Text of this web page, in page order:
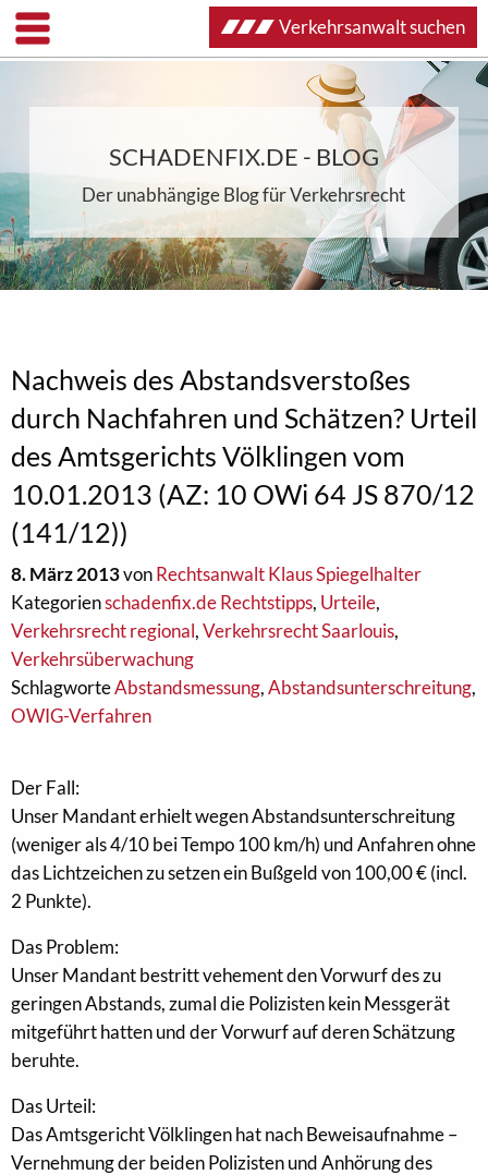
SCHADENFIX.DE - BLOG
Der unabhängige Blog für Verkehrsrecht
Nachweis des Abstandsverstoßes
durch Nachfahren und Schätzen? Urteil
des Amtsgerichts Völklingen vom
10.01.2013 (AZ: 10 OWi 64 JS 870/12
(141/12))
8. März 2013vonRechtsanwalt Klaus Spiegelhalter
Kategorienschadenfix.de Rechtstipps, Urteile,
Verkehrsrecht regional,Verkehrsrecht Saarlouis,
Verkehrsüberwachung
SchlagworteAbstandsmessung,Abstandsunterschreitung,
OWIG-Verfahren
Der Fall:
Unser Mandant erhielt wegen Abstandsunterschreitung
(weniger als 4/10 bei Tempo 100 km/h) und Anfahren ohne
das Lichtzeichen zu setzen ein Bußgeld von 100,00 € (incl.
2 Punkte).
Das Problem:
Unser Mandant bestritt vehement den Vorwurf des zu
geringen Abstands, zumal die Polizisten kein Messgerät
mitgeführt hatten und der Vorwurf auf deren Schätzung
beruhte.
Das Urteil:
Das Amtsgericht Völklingen hat nach Beweisaufnahme –
Vernehmung der beiden Polizisten und Anhörung des
Verkehrsanwalt suchen